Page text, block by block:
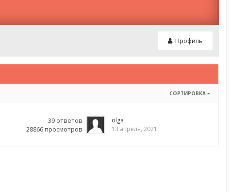
Профиль
СОРТИРОВКА
39 ответов
28866просмотров
olga
13 апреля, 2021